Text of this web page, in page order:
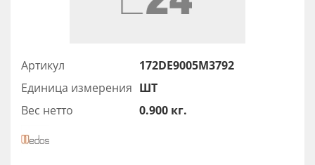
Артикул
172DE9005M3792
Единица измерения ШТ
Вес нетто
0.900 кг.